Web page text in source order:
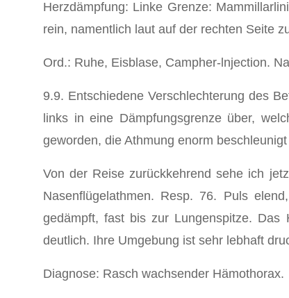
Herzdämpfung: Linke Grenze:
rein, namentlich laut auf der rechten Seite
Ord.: Ruhe, Eisblase, Campher-lnjection.
9.9. Entschiedene Verschlechterung des
links in eine Dämpfungsgrenze über,
geworden, die Athmung enorm
Von der Reise zurückkehrend sehe ich
Nasenflügelathmen. Resp. 76. Puls
gedämpft, fast bis zur Lungenspitze.
deutlich. Ihre Umgebung ist sehr lebhaft
Diagnose: Rasch wachsender Hämothorax.